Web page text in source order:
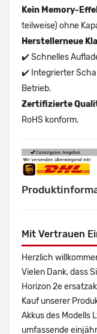
Kein Memory-
teilweise) ohne
Herstellerneue
✔️ Schnelles
✔️ Integrierter
Betrieb.
Zertifizierte
RoHS konform.
Mit Vertrauen
Herzlich
Vielen Dank, dass
Horizon 2e
Kauf unserer
Akkus des Modells
umfassende